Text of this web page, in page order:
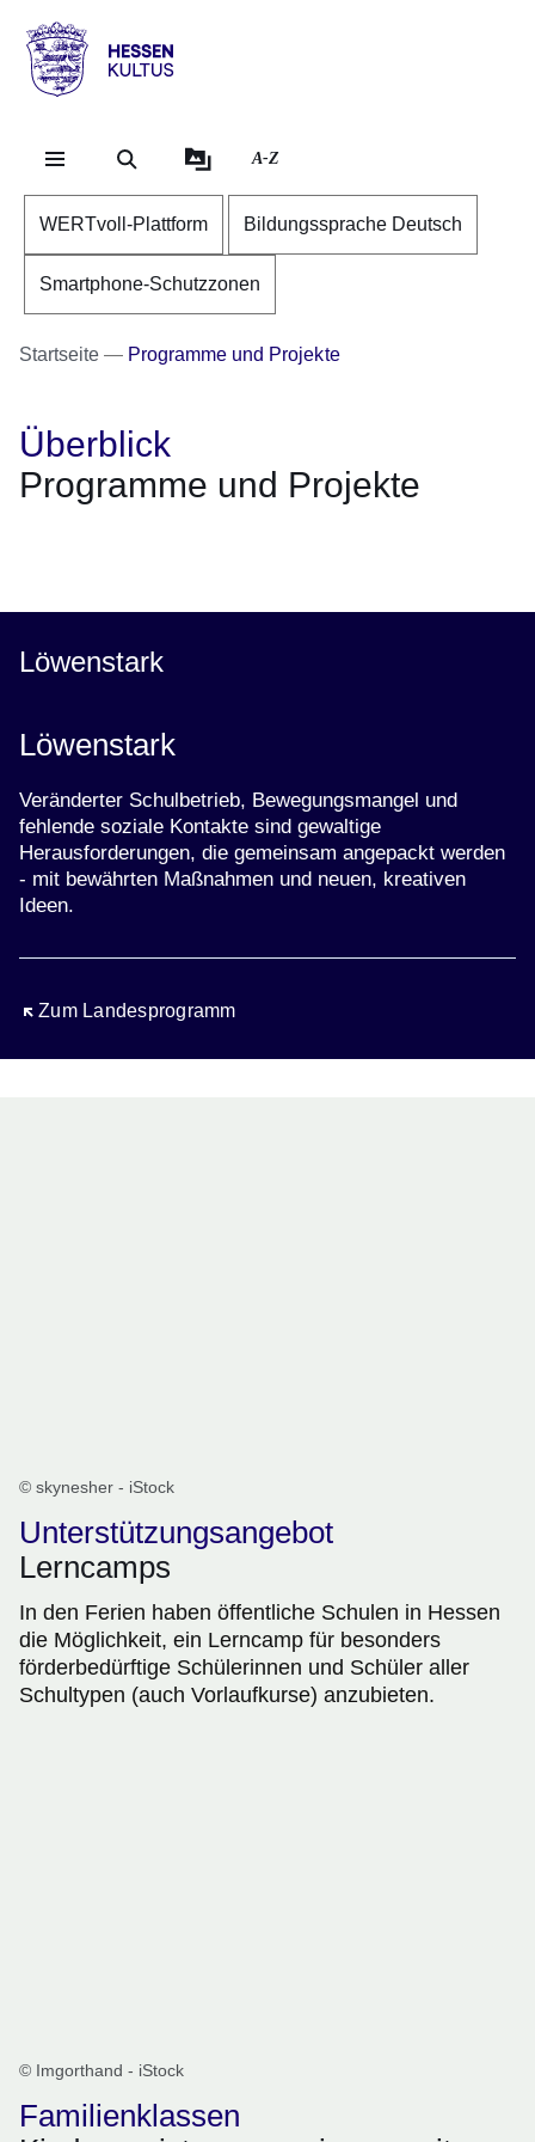
Hessen
Kultus
A-Z
WERTvoll-Plattform Bildungssprache Deutsch
Smartphone-Schutzzonen
Startseite Programme und Projekte
Überblick
Programme und Projekte
Löwenstark
Löwenstark
Veränderter Schulbetrieb, Bewegungsmangel und
fehlende soziale Kontakte sind gewaltige
Herausforderungen, die gemeinsam angepackt werden
- mit bewährten Maßnahmen und neuen, kreativen
Ideen.
Zum Landesprogramm
Öffnet sich in einem neuen Fenster
© skynesher - iStock
Unterstützungsangebot
Lerncamps
In den Ferien haben öffentliche Schulen in Hessen
die Möglichkeit, ein Lerncamp für besonders
förderbedürftige Schülerinnen und Schüler aller
Schultypen (auch Vorlaufkurse) anzubieten.
© Imgorthand - iStock
Familienklassen